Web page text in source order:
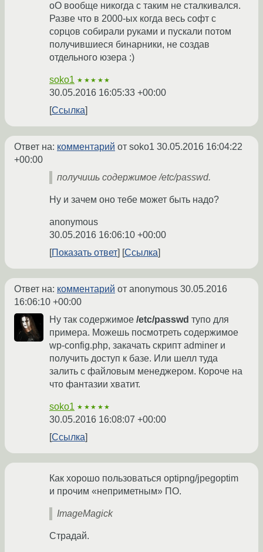
оО вообще никогда с таким не сталкивался.
Разве что в 2000-ых когда весь софт с
сорцов собирали руками и пускали потом
получившиеся бинарники, не создав
отдельного юзера :)
soko1 ★★★★★
30.05.2016 16:05:33 +00:00
Ссылка
Ответ на: комментарий от soko1 30.05.2016 16:04:22
+00:00
получишь содержимое /etc/passwd.
Ну и зачем оно тебе может быть надо?
anonymous
30.05.2016 16:06:10 +00:00
Показать ответ
Ссылка
Ответ на: комментарий от anonymous 30.05.2016
16:06:10 +00:00
Ну так содержимое /etc/passwd тупо для
примера. Можешь посмотреть содержимое
wp-config.php, закачать скрипт adminer и
получить доступ к базе. Или шелл туда
залить с файловым менеджером. Короче на
что фантазии хватит.
soko1 ★★★★★
30.05.2016 16:08:07 +00:00
Ссылка
Как хорошо пользоваться optipng/jpegoptim
и прочим «неприметным» ПО.
ImageMagick
Страдай.